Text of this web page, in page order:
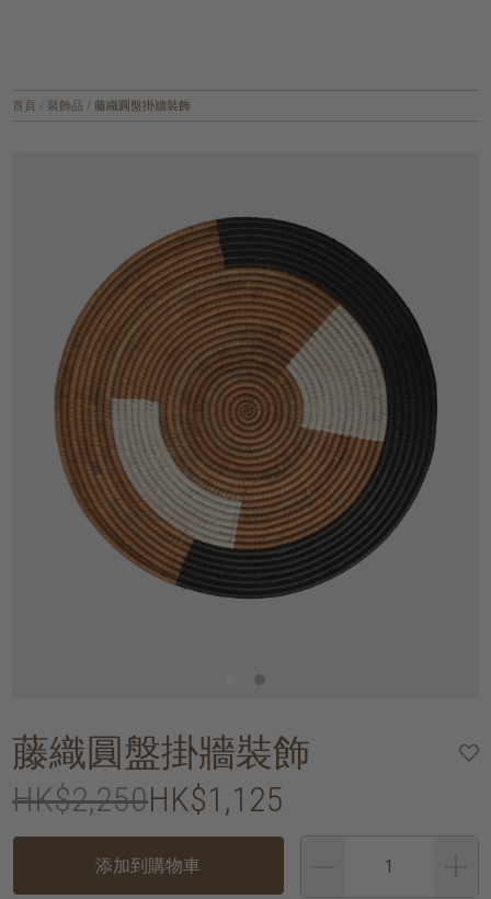
首頁 / 裝飾品 / 藤織圓盤掛牆裝飾
藤織圓盤掛牆裝飾
HK$2,250HK$1,125
添加到購物車